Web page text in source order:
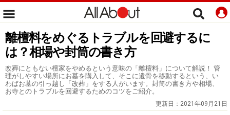
離檀料をめぐるトラブルを回避するに
は？相場や封筒の書き方
改葬にともない檀家をやめるという意味の「離檀料」について解説！ 管
理がしやすい場所にお墓を購入して、そこに遺骨を移動するという、い
わばお墓の引っ越し「改葬」をする人がいます。封筒の書き方や相場、
お寺とのトラブルを回避するためのコツをご紹介。
更新日： 2021年09月21日